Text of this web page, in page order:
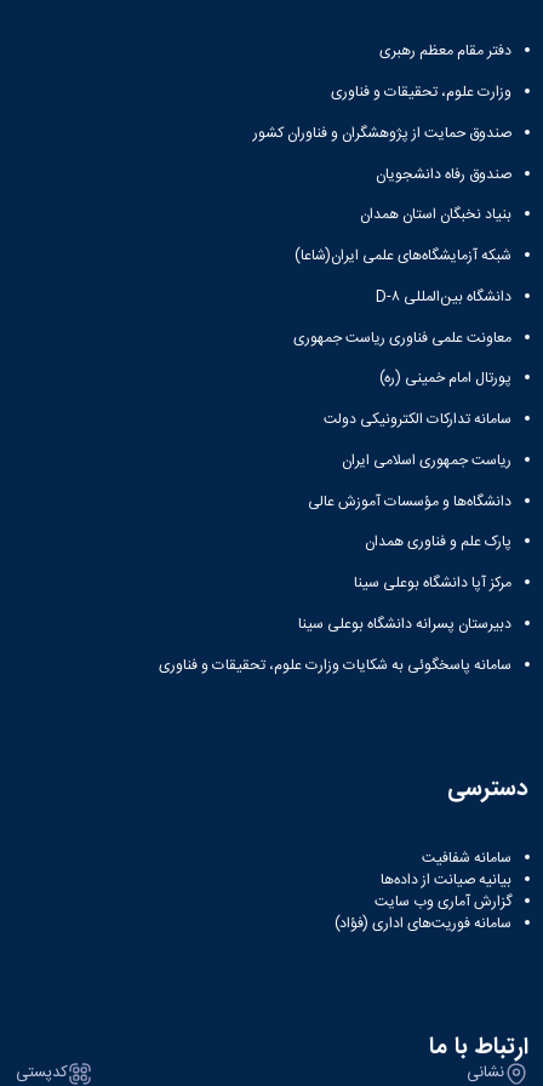
دوفصلنامه
رویکردهای
حقوق
سیاسی
فصلنامه
علمی
مدیریت
محیط‌های
یادگیری
در
آموزش
عالی
علمی
پژوهش‌های
ایران‎‌شناسی
دفتر مقام معظم رهبری
وزارت علوم، تحقیقات و فناوری
صندوق حمایت از پژوهشگران و فناوران کشور
صندوق رفاه دانشجویان
بنیاد نخبگان استان همدان
شبکه آزمایشگاه‌های علمی ایران(شاعا)
دانشگاه بین‌المللی D-۸
معاونت علمی فناوری ریاست جمهوری
پورتال امام خمینی (ره)
سامانه تدارکات الکترونیکی دولت
ریاست جمهوری اسلامی ایران
دانشگاه‌ها و مؤسسات آموزش عالی
پارک علم و فناوری همدان
مرکز آپا دانشگاه بوعلی سینا
دبیرستان پسرانه دانشگاه بوعلی سینا
سامانه پاسخگوئی به شکایات وزارت علوم، تحقیقات و فناوری
دسترسی
سامانه شفافیت
بیانیه صیانت از داده‌ها
گزارش آماری وب‌ سایت
سامانه فوریت‌های اداری (فؤاد)
ارتباط با ما
نشانی کدپستی